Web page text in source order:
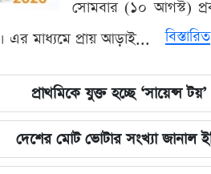
সোমবার (১০ আগস্ট)
এর মাধ্যমে প্রায় আড়াই...
বিস্তারিত
প্রাথমিকে যুক্ত হচ্ছে ‘সায়েন্স টয়’
দেশের মোট ভোটার সংখ্যা জানাল